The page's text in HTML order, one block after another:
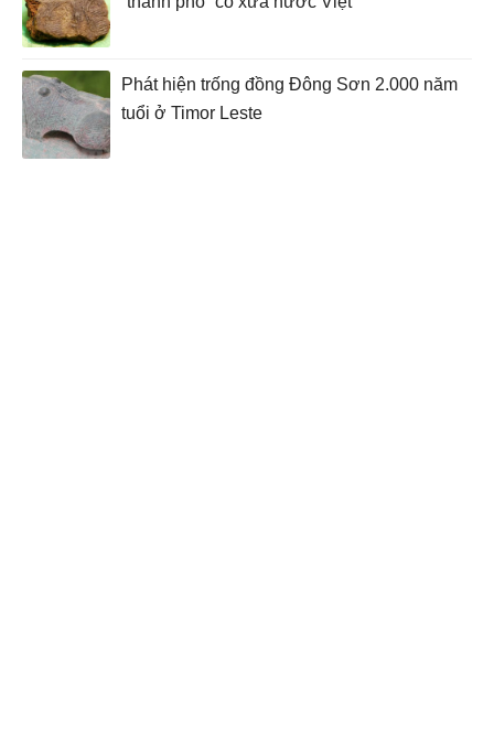
Phát hiện trống đồng Đông Sơn 2.000 năm
tuổi ở Timor Leste